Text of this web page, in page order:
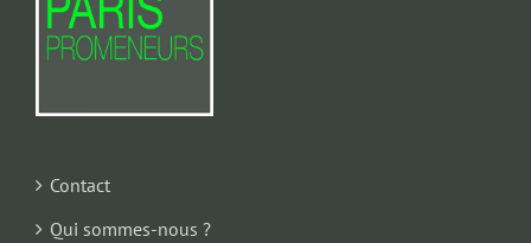
Contact
Qui sommes-nous ?